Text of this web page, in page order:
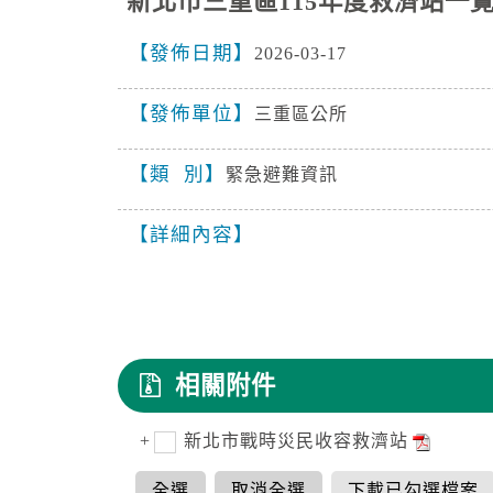
發佈日期 2026-03-17
發佈單位 三重區公所
類 別 緊急避難資訊
詳細內容
相關附件
新北市戰時災民收容救濟站